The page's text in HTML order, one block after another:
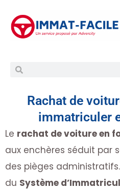
Rachat de
immatriculer
Le rachat de voiture en
aux enchères séduit par
des pièges
du Système